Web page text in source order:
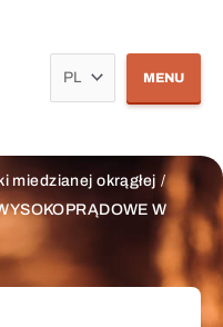
język
MENU
miedzianej okrągłej
W